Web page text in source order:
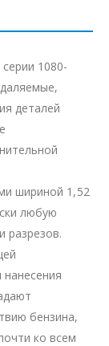
1080-
деталей
шириной 1,52
любую
разрезов.
бензина,
ко всем